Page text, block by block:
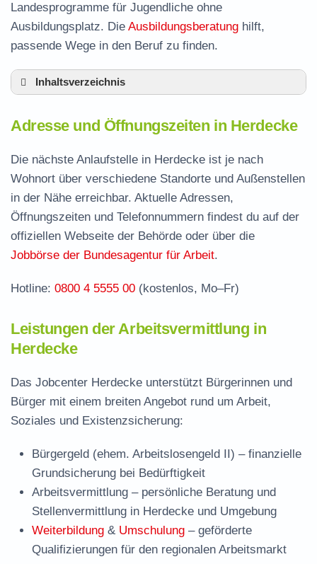
Landesprogramme für Jugendliche ohne
Ausbildungsplatz. Die Ausbildungsberatung hilft,
passende Wege in den Beruf zu finden.
Inhaltsverzeichnis
Leistungen der Arbeitsvermittlung in Herdecke
Termin vereinbaren und Bürgergeld beantragen
Jobcenter Ennepe-Ruhr-Kreis – zuständige
Stelle
Stellenangebote und Jobbörse in Herdecke
Häufige Fragen rund ums Jobcenter
Adresse und Öffnungszeiten in Herdecke
Die nächste Anlaufstelle in Herdecke ist je nach
Wohnort über verschiedene Standorte und Außenstellen
in der Nähe erreichbar. Aktuelle Adressen,
Öffnungszeiten und Telefonnummern findest du auf der
offiziellen Webseite der Behörde oder über die
Jobbörse der Bundesagentur für Arbeit.
Hotline: 0800 4 5555 00 (kostenlos, Mo–Fr)
Leistungen der Arbeitsvermittlung in
Herdecke
Das Jobcenter Herdecke unterstützt Bürgerinnen und
Bürger mit einem breiten Angebot rund um Arbeit,
Soziales und Existenzsicherung:
Bürgergeld (ehem. Arbeitslosengeld II) – finanzielle
Grundsicherung bei Bedürftigkeit
Arbeitsvermittlung – persönliche Beratung und
Stellenvermittlung in Herdecke und Umgebung
Weiterbildung & Umschulung – geförderte
Qualifizierungen für den regionalen Arbeitsmarkt